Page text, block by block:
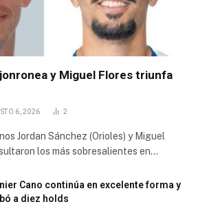
y Miguel Flores triunfa
6, 2026 2
Jordan Sánchez (Orioles) y Miguel
los más sobresalientes en…
Cano continúa en excelente forma y
a diez holds